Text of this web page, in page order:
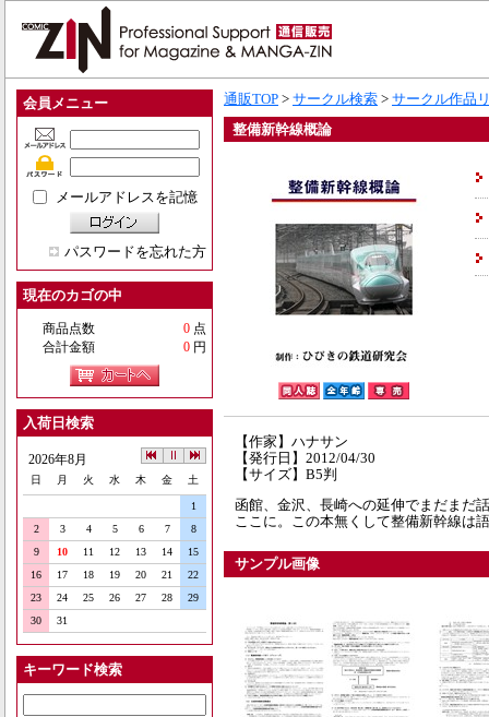
会員メニュー
メールアドレスを記憶
パスワードを忘れた方
現在のカゴの中
商品点数 0 点
合計金額
0 円
入荷日検索
2026年8月
日 月 火 水 木 金 土
1
2
3 4 5 6 7
8
9
10 11 12 13 14
15
16
17 18 19 20 21
22
23
24 25 26 27 28
29
30
31
キーワード検索
通販TOP > サークル検索 > サークル作品
整備新幹線概論
【作家】ハナサン
【発行日】2012/04/30
【サイズ】B5判
函館、金沢、長崎への延伸でまだまだ
ここに。この本無くして整備新幹線は
サンプル画像